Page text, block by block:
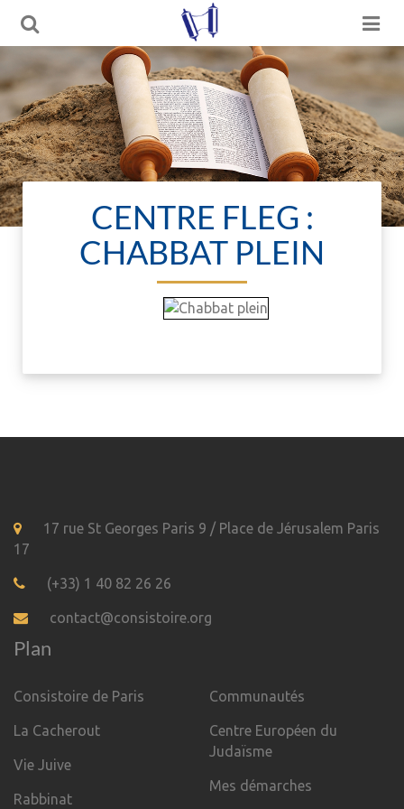
CENTRE FLEG :
CHABBAT PLEIN
17 rue St Georges Paris 9 / Place de Jérusalem Paris
17
(+33) 1 40 82 26 26
contact@consistoire.org
Plan
Consistoire de Paris
La Cacherout
Vie Juive
Rabbinat
Communautés
Centre Européen du
Judaïsme
Mes démarches